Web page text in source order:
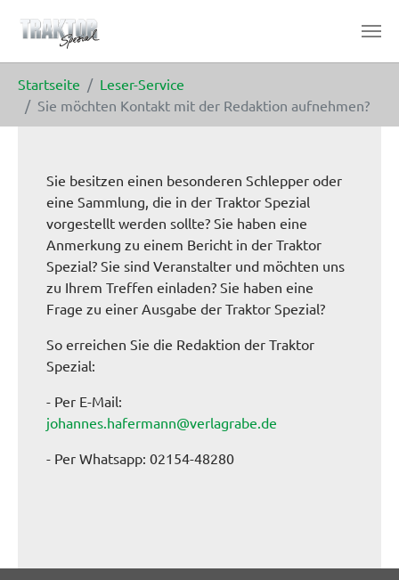
Startseite
Leser-Service
Sie möchten Kontakt mit der Redaktion aufnehmen?
Sie besitzen einen besonderen Schlepper oder
eine Sammlung, die in der Traktor Spezial
vorgestellt werden sollte? Sie haben eine
Anmerkung zu einem Bericht in der Traktor
Spezial? Sie sind Veranstalter und möchten uns
zu Ihrem Treffen einladen? Sie haben eine
Frage zu einer Ausgabe der Traktor Spezial?
So erreichen Sie die Redaktion der Traktor
Spezial:
- Per E-Mail:
johannes.hafermann@verlagrabe.de
- Per Whatsapp: 02154-48280